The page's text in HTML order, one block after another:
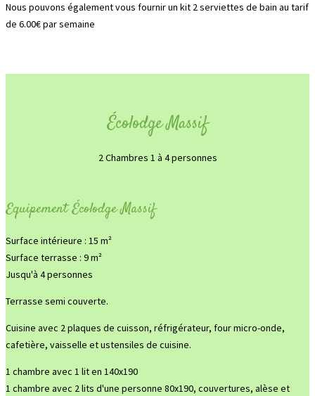
Nous pouvons également vous fournir un kit 2 serviettes de bain au tarif
de 6.00€ par semaine
Écolodge Massif
2 Chambres 1 à 4 personnes
Equipement Écolodge Massif
Surface intérieure : 15 m²
Surface terrasse : 9 m²
Jusqu'à 4 personnes
Terrasse semi couverte.
Cuisine avec 2 plaques de cuisson, réfrigérateur, four micro-onde,
cafetière, vaisselle et ustensiles de cuisine.
1 chambre avec 1 lit en 140x190
1 chambre avec 2 lits d'une personne 80x190, couvertures, alèse et